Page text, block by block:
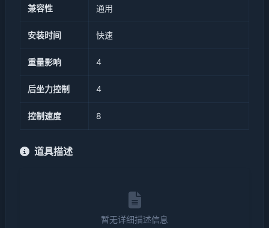
兼容性 通用
安装时间 快速
重量影响 4
后坐力控制 4
控制速度 8
道具描述
暂无详细描述信息